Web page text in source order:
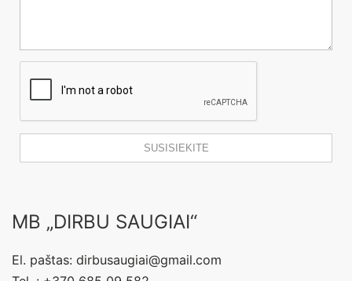
MB „DIRBU SAUGIAI“
El. paštas: dirbusaugiai@gmail.com